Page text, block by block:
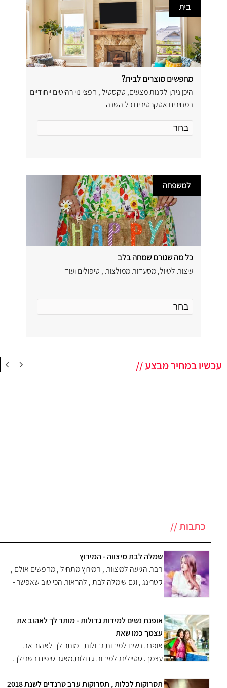
בית
מחפשים מוצרים לבית?
היכן ניתן לקנות מצעים, טקסטיל , חפצי נוי רהיטים ייחודיים
במחירים אטקרטיבים כל השנה
למשפחה
כל מה שגורם שמחה בלב
עיצות לטיול, מסעדות ממולצות , טיפולים ועוד
עכשיו במחיר מבצע //
כתבות //
שמלה לבת מיצווה - המירוץ
הבת הגיעה למיצוות , המירוץ מתחיל , מחפשים אולם ,
קטרינג , וגם שימלה לבת , להראות הכי טוב שאפשר -
אופנת נשים למידות גדולות - מותר לך לאהוב את
עצמך כמו שאת
אופנת נשים למידות גדולות - מותר לך לאהוב את
עצמך. סטיילינג למידות גדולות.מאגר טיפים בשבילך.
אם את בעלת מידה גדולה זה לא אומר שאת לא יכולה
לא ללבוש מה שאת רוצה. יש הרבה טיפים שיכוליםתסרוקות לכלות , תסרוקות ערב טרנדים לשנת 2018